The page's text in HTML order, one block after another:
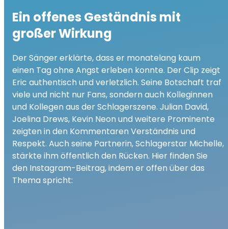
Ein offenes Geständnis mit
großer Wirkung
Der Sänger erklärte, dass er monatelang kaum
einen Tag ohne Angst erleben konnte. Der Clip zeigt
Eric authentisch und verletzlich. Seine Botschaft traf
viele und nicht nur Fans, sondern auch Kolleginnen
und Kollegen aus der Schlagerszene. Julian David,
Joelina Drews, Kevin Neon und weitere Prominente
zeigten in den Kommentaren Verständnis und
Respekt. Auch seine Partnerin, Schlagerstar Michelle,
stärkte ihm öffentlich den Rücken. Hier finden Sie
den Instagram-Beitrag, indem er offen über das
Thema spricht: